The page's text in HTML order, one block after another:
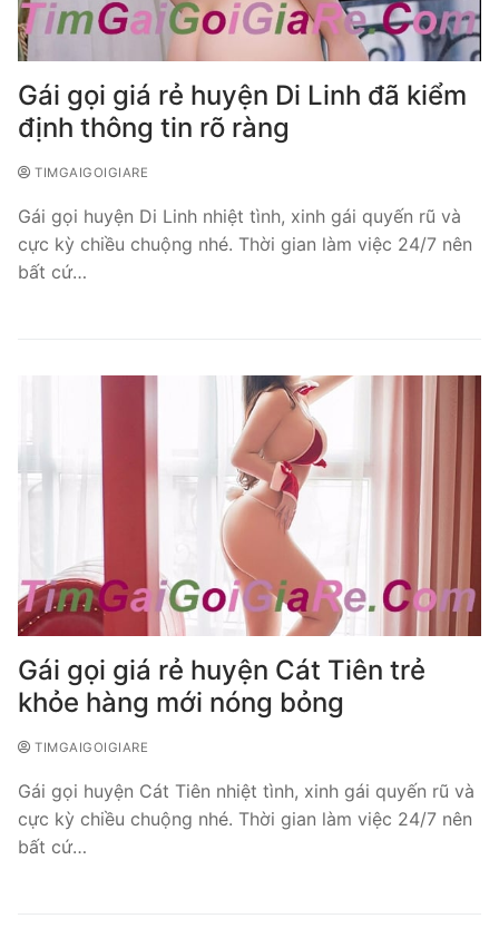
Gái gọi giá rẻ huyện Di Linh đã kiểm
định thông tin rõ ràng
TIMGAIGOIGIARE
Gái gọi huyện Di Linh nhiệt tình, xinh gái quyến rũ và
cực kỳ chiều chuộng nhé. Thời gian làm việc 24/7 nên
bất cứ…
Gái gọi giá rẻ huyện Cát Tiên trẻ
khỏe hàng mới nóng bỏng
TIMGAIGOIGIARE
Gái gọi huyện Cát Tiên nhiệt tình, xinh gái quyến rũ và
cực kỳ chiều chuộng nhé. Thời gian làm việc 24/7 nên
bất cứ…